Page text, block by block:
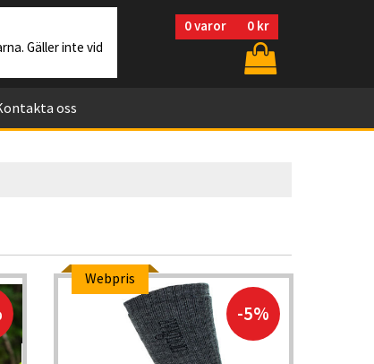
0varor 0 kr
Gäller inte vid
oss
Webpris
-5%